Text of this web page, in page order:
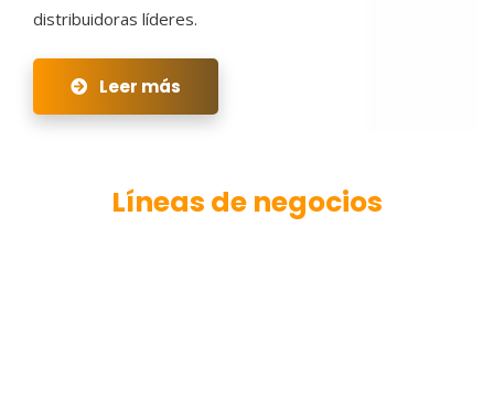
distribuidoras líderes.
Leer más
Líneas de negocios